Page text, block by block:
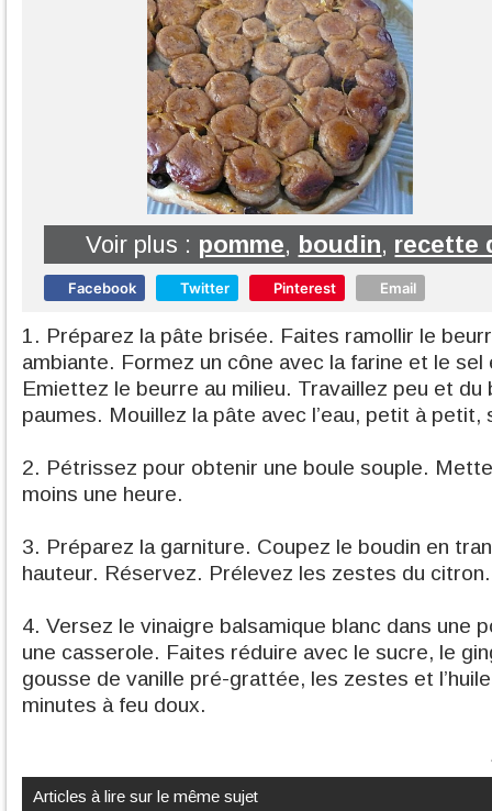
Voir plus : pomme, boudin, recette
Facebook Twitter Pinterest Email
1. Préparez la pâte brisée. Faites ramollir le
ambiante. Formez un cône avec la farine et le
Emiettez le beurre au milieu. Travaillez peu et
paumes. Mouillez la pâte avec l’eau, petit à petit,
2. Pétrissez pour obtenir une boule souple.
moins une heure.
3. Préparez la garniture. Coupez le boudin en
hauteur. Réservez. Prélevez les zestes du
4. Versez le vinaigre balsamique blanc dans une
une casserole. Faites réduire avec le sucre, le
gousse de vanille pré-grattée, les zestes et
minutes à feu doux.
Articles à lire sur le même sujet